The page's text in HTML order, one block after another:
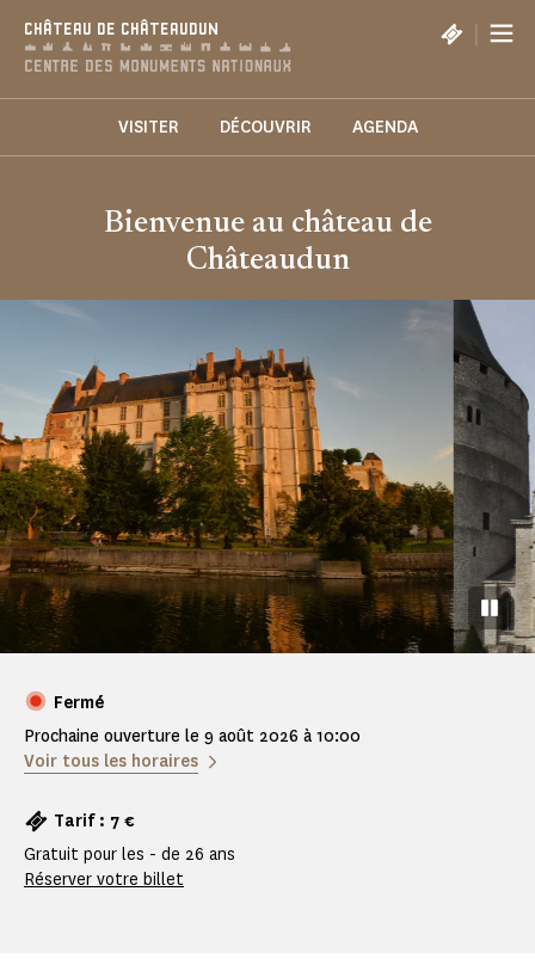
CHÂTEAU DE CHÂTEAUDUN |
VISITER DÉCOUVRIR AGENDA
Bienvenue au château de
Châteaudun
Pause
Fermé
Prochaine ouverture le 9 août 2026 à 10:00
Voir tous les horaires
Tarif : 7 €
Gratuit pour les - de 26 ans
Réserver votre billet